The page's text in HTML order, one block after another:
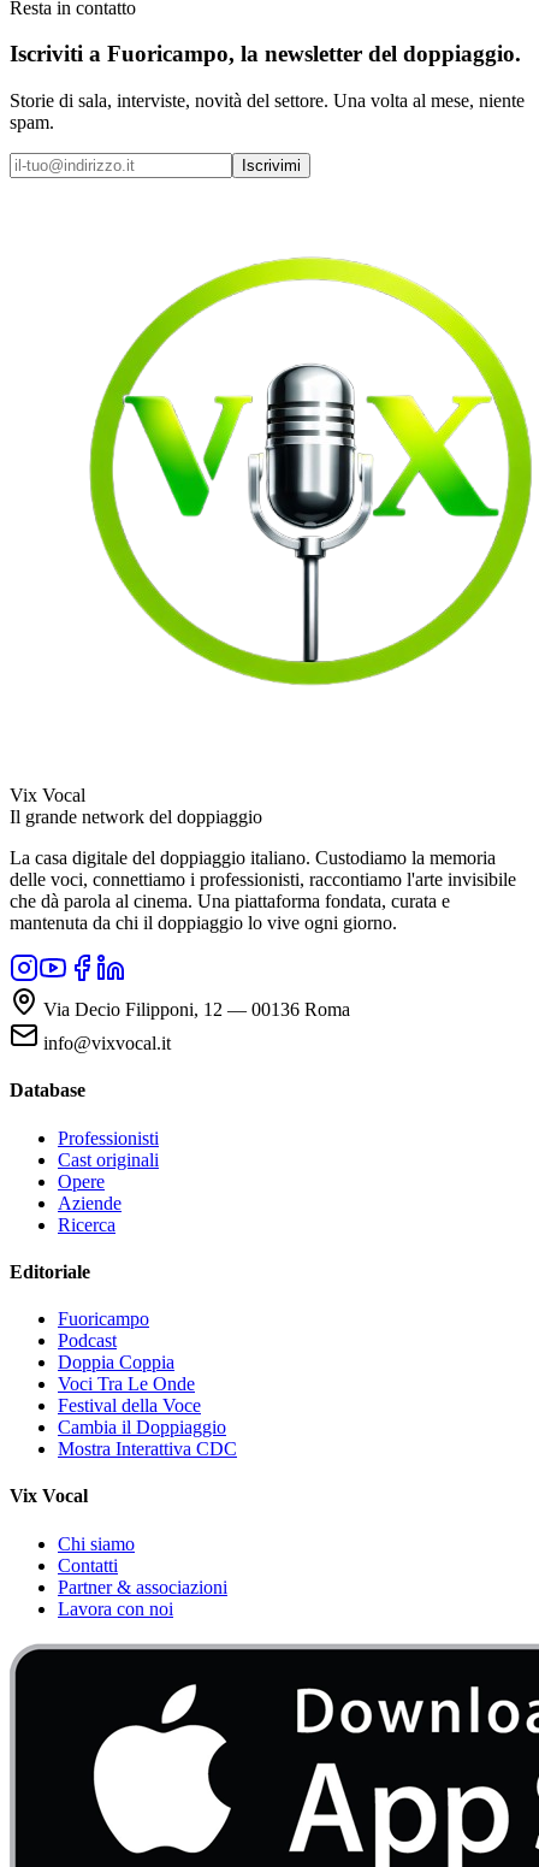
Resta in contatto
Iscriviti a Fuoricampo, la newsletter del doppiaggio.
Storie di sala, interviste, novità del settore. Una volta al mese, niente
spam.
Iscrivimi
Vix Vocal
Il grande network del doppiaggio
La casa digitale del doppiaggio italiano. Custodiamo la memoria
delle voci, connettiamo i professionisti, raccontiamo l'arte invisibile
che dà parola al cinema. Una piattaforma fondata, curata e
mantenuta da chi il doppiaggio lo vive ogni giorno.
Via Decio Filipponi, 12 — 00136 Roma
info@vixvocal.it
Database
Professionisti
Cast originali
Opere
Aziende
Ricerca
Editoriale
Fuoricampo
Podcast
Doppia Coppia
Voci Tra Le Onde
Festival della Voce
Cambia il Doppiaggio
Mostra Interattiva CDC
Vix Vocal
Chi siamo
Contatti
Partner & associazioni
Lavora con noi